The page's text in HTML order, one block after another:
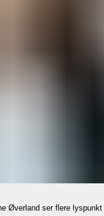
Øverland ser flere